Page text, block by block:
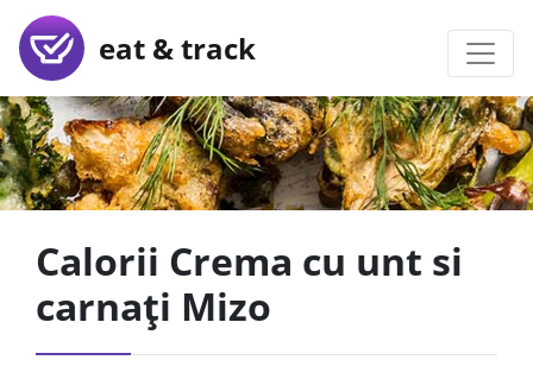
eat & track
Calorii Crema cu unt si
carnați Mizo